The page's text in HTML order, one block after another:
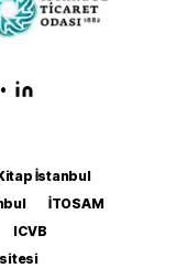
•
İstanbul
İTOSAM
ICVB